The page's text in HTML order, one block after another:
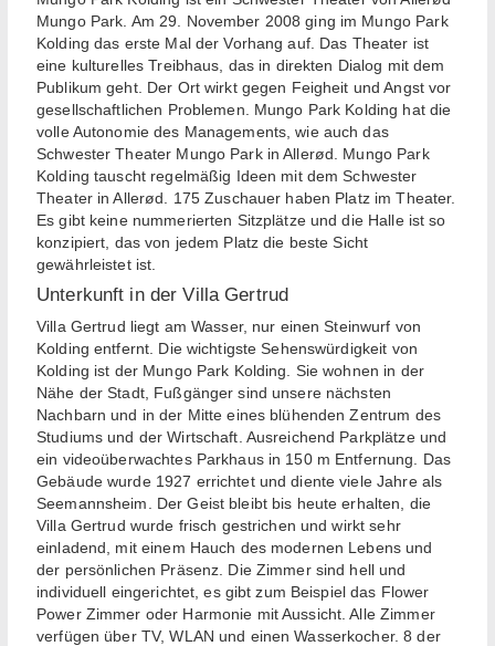
Mungo Park. Am 29. November 2008 ging im Mungo Park
Kolding das erste Mal der Vorhang auf. Das Theater ist
eine kulturelles Treibhaus, das in direkten Dialog mit dem
Publikum geht. Der Ort wirkt gegen Feigheit und Angst vor
gesellschaftlichen Problemen. Mungo Park Kolding hat die
volle Autonomie des Managements, wie auch das
Schwester Theater Mungo Park in Allerød. Mungo Park
Kolding tauscht regelmäßig Ideen mit dem Schwester
Theater in Allerød. 175 Zuschauer haben Platz im Theater.
Es gibt keine nummerierten Sitzplätze und die Halle ist so
konzipiert, das von jedem Platz die beste Sicht
gewährleistet ist.
Unterkunft in der Villa Gertrud
Villa Gertrud liegt am Wasser, nur einen Steinwurf von
Kolding entfernt. Die wichtigste Sehenswürdigkeit von
Kolding ist der Mungo Park Kolding. Sie wohnen in der
Nähe der Stadt, Fußgänger sind unsere nächsten
Nachbarn und in der Mitte eines blühenden Zentrum des
Studiums und der Wirtschaft. Ausreichend Parkplätze und
ein videoüberwachtes Parkhaus in 150 m Entfernung. Das
Gebäude wurde 1927 errichtet und diente viele Jahre als
Seemannsheim. Der Geist bleibt bis heute erhalten, die
Villa Gertrud wurde frisch gestrichen und wirkt sehr
einladend, mit einem Hauch des modernen Lebens und
der persönlichen Präsenz. Die Zimmer sind hell und
individuell eingerichtet, es gibt zum Beispiel das Flower
Power Zimmer oder Harmonie mit Aussicht. Alle Zimmer
verfügen über TV, WLAN und einen Wasserkocher. 8 der